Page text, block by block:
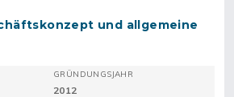
und allgemeine
GRÜNDUNGSJAHR
2012